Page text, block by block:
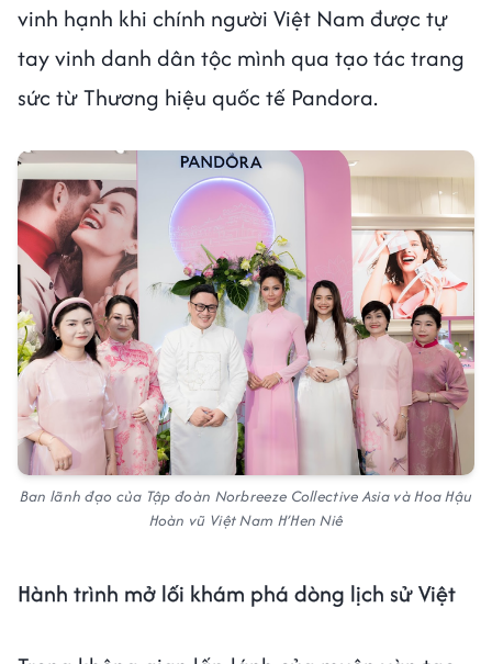
vinh hạnh khi chính người Việt Nam được tự
tay vinh danh dân tộc mình qua tạo tác trang
sức từ Thương hiệu quốc tế Pandora.
Ban lãnh đạo của Tập đoàn Norbreeze Collective Asia và Hoa Hậu
Hoàn vũ Việt Nam H’Hen Niê
Hành trình mở lối khám phá dòng lịch sử Việt